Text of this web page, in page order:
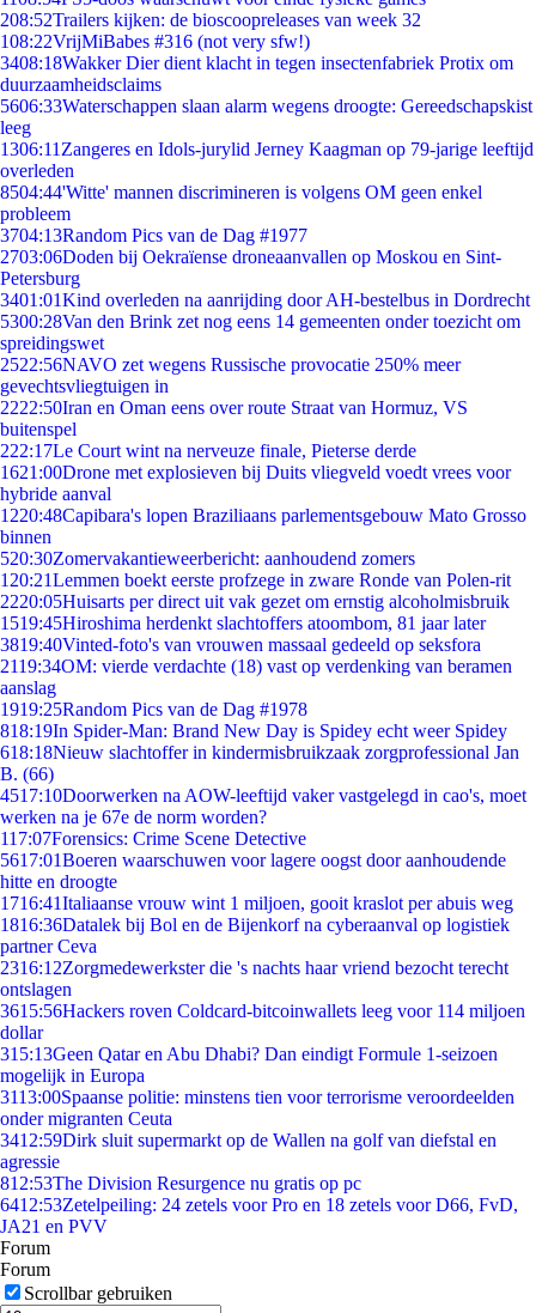
208:52Trailers kijken: de bioscoopreleases van week 32
108:22VrijMiBabes #316 (not very sfw!)
3408:18Wakker Dier dient klacht in tegen insectenfabriek Protix om
duurzaamheidsclaims
5606:33Waterschappen slaan alarm wegens droogte: Gereedschapskist
leeg
1306:11 Zangeres en Idols-jurylid Jerney Kaagman op 79-jarige leeftijd
overleden
8504:44'Witte' mannen discrimineren is volgens OM geen enkel
probleem
3704:13Random Pics van de Dag #1977
2703:06Doden bij Oekraïense droneaanvallen op Moskou en Sint-
Petersburg
3401:01Kind overleden na aanrijding door AH-bestelbus in Dordrecht
5300:28Van den Brink zet nog eens 14 gemeenten onder toezicht om
spreidingswet
2522:56NAVO zet wegens Russische provocatie 250% meer
gevechtsvliegtuigen in
2222:50Iran en Oman eens over route Straat van Hormuz, VS
buitenspel
222:17Le Court wint na nerveuze finale, Pieterse derde
1621:00Drone met explosieven bij Duits vliegveld voedt vrees voor
hybride aanval
1220:48Capibara's lopen Braziliaans parlementsgebouw Mato Grosso
binnen
520:30Zomervakantieweerbericht: aanhoudend zomers
1 20:21Lemmen boekt eerste profzege in zware Ronde van Polen-rit
2220:05Huisarts per direct uit vak gezet om ernstig alcoholmisbruik
1519:45Hiroshima herdenkt slachtoffers atoombom, 81 jaar later
3819:40Vinted-foto's van vrouwen massaal gedeeld op seksfora
2119:34OM: vierde verdachte (18) vast op verdenking van beramen
aanslag
1919:25Random Pics van de Dag #1978
818:19In Spider-Man: Brand New Day is Spidey echt weer Spidey
618:18Nieuw slachtoffer in kindermisbruikzaak zorgprofessional Jan
B. (66)
4517:10Doorwerken na AOW-leeftijd vaker vastgelegd in cao's, moet
werken na je 67e de norm worden?
117:07Forensics: Crime Scene Detective
5617:01Boeren waarschuwen voor lagere oogst door aanhoudende
hitte en droogte
1716:41Italiaanse vrouw wint 1 miljoen, gooit kraslot per abuis weg
1816:36Datalek bij Bol en de Bijenkorf na cyberaanval op logistiek
partner Ceva
2316:12Zorgmedewerkster die 's nachts haar vriend bezocht terecht
ontslagen
3615:56Hackers roven Coldcard-bitcoinwallets leeg voor 114 miljoen
dollar
315:13Geen Qatar en Abu Dhabi? Dan eindigt Formule 1-seizoen
mogelijk in Europa
3113:00Spaanse politie: minstens tien voor terrorisme veroordeelden
onder migranten Ceuta
3412:59Dirk sluit supermarkt op de Wallen na golf van diefstal en
agressie
812:53The Division Resurgence nu gratis op pc
6412:53Zetelpeiling: 24 zetels voor Pro en 18 zetels voor D66, FvD,
JA21 en PVV
Forum
Forum
Scrollbar gebruiken